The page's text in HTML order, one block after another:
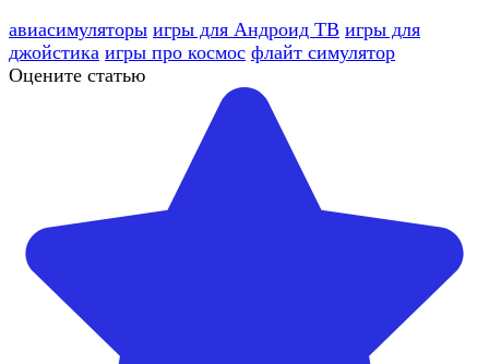
авиасимуляторы игры для Андроид ТВ игры для
джойстика игры про космос флайт симулятор
Оцените статью